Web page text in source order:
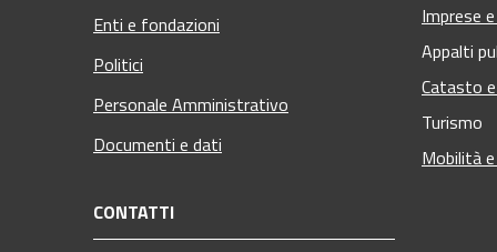
Enti e fondazioni
Politici
Personale Amministrativo
Documenti e dati
Imprese
Appalti
Catasto
Turismo
Mobilità
CONTATTI